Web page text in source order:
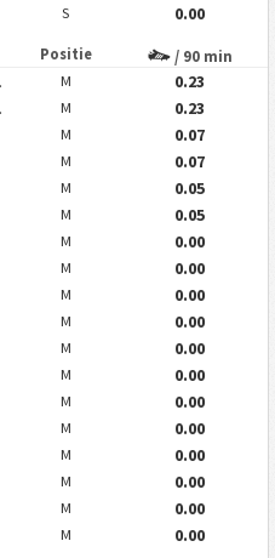
S 0.00
Positie / 90 min
M
0.23
M
0.23
M
0.07
M
0.07
M
0.05
M
0.05
M
0.00
M
0.00
M
0.00
M
0.00
M
0.00
M
0.00
M
0.00
M
0.00
M
0.00
M
0.00
M
0.00
M 0.00